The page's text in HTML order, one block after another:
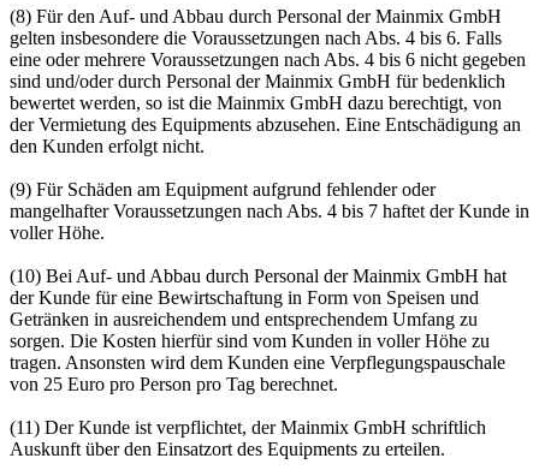
(8) Für den Auf- und Abbau durch Personal der Mainmix GmbH
gelten insbesondere die Voraussetzungen nach Abs. 4 bis 6. Falls
eine oder mehrere Voraussetzungen nach Abs. 4 bis 6 nicht gegeben
sind und/oder durch Personal der Mainmix GmbH für bedenklich
bewertet werden, so ist die Mainmix GmbH dazu berechtigt, von
der Vermietung des Equipments abzusehen. Eine Entschädigung an
den Kunden erfolgt nicht.
(9) Für Schäden am Equipment aufgrund fehlender oder
mangelhafter Voraussetzungen nach Abs. 4 bis 7 haftet der Kunde in
voller Höhe.
(10) Bei Auf- und Abbau durch Personal der Mainmix GmbH hat
der Kunde für eine Bewirtschaftung in Form von Speisen und
Getränken in ausreichendem und entsprechendem Umfang zu
sorgen. Die Kosten hierfür sind vom Kunden in voller Höhe zu
tragen. Ansonsten wird dem Kunden eine Verpflegungspauschale
von 25 Euro pro Person pro Tag berechnet.
(11) Der Kunde ist verpflichtet, der Mainmix GmbH schriftlich
Auskunft über den Einsatzort des Equipments zu erteilen.